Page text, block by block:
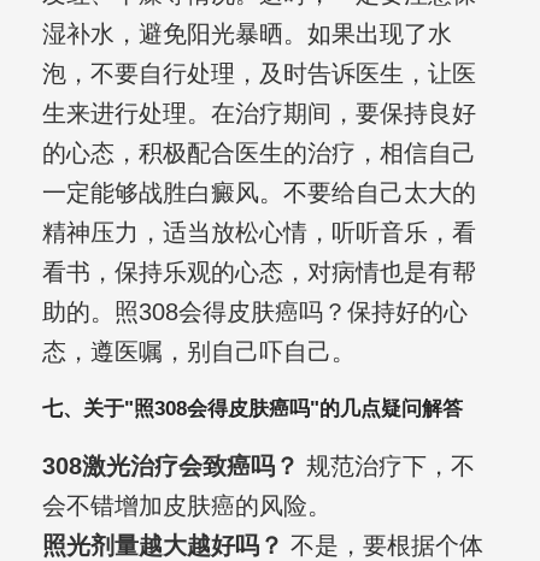
湿补水，避免阳光暴晒。如果出现了水
泡，不要自行处理，及时告诉医生，让医
生来进行处理。在治疗期间，要保持良好
的心态，积极配合医生的治疗，相信自己
一定能够战胜白癜风。不要给自己太大的
精神压力，适当放松心情，听听音乐，看
看书，保持乐观的心态，对病情也是有帮
助的。照308会得皮肤癌吗？保持好的心
态，遵医嘱，别自己吓自己。
七、关于"照308会得皮肤癌吗"的几点疑问解答
308激光治疗会致癌吗？ 规范治疗下，不
会不错增加皮肤癌的风险。
照光剂量越大越好吗？ 不是，要根据个体